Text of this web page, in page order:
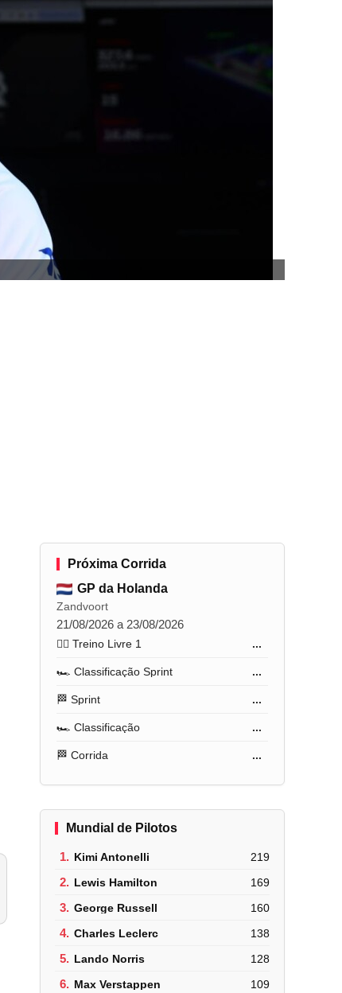
Próxima Corrida
GP da Holanda
Zandvoort
21/08/2026 a 23/08/2026
🏋️‍♂️ Treino Livre 1 ...
🏎️ Classificação Sprint ...
🏁 Sprint ...
🏎️ Classificação ...
🏁 Corrida ...
Mundial de Pilotos
1. Kimi Antonelli 219
2. Lewis Hamilton 169
3. George Russell 160
4. Charles Leclerc 138
5. Lando Norris 128
6. Max Verstappen 109